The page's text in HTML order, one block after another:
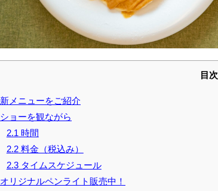
目次
新メニューをご紹介
ショーを観ながら
2.1 時間
2.2料金（税込み）
2.3タイムスケジュール
オリジナルペンライト販売中！